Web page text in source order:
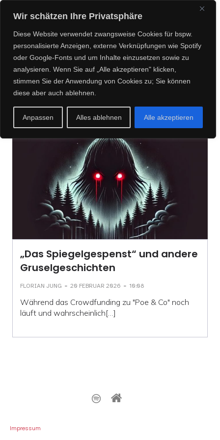
Wir schätzen Ihre Privatsphäre
Diese Website verwendet zwangsweise Cookies für bspw.
personalisierte Anzeigen, externe Verknüpfungen wie Spotify
oder Google-Fonts und um Inhalte einzusetzen sowie zu
analysieren. Wenn Sie auf „Alle akzeptieren" klicken,
stimmen Sie der Anwendung von Cookies zu; Sie können
diese aber auch ablehnen.
Anpassen Alles ablehnen Alle akzeptieren
CREEPY CREATURES
MEDIA
Posts about Hörbücher
„Das Spiegelgespenst“ und andere
Gruselgeschichten
FLORIAN JUNG - 20 FEBRUAR 2026 - 10:08
Während das Crowdfunding zu "Poe & Co" noch
läuft und wahrscheinlich[…]
Impressum